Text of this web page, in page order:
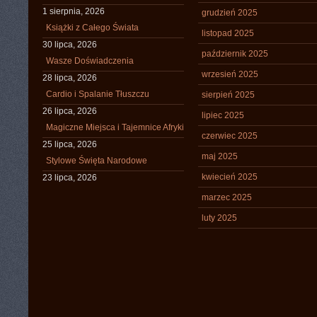
1 sierpnia, 2026
Książki z Całego Świata
30 lipca, 2026
Wasze Doświadczenia
28 lipca, 2026
Cardio i Spalanie Tłuszczu
26 lipca, 2026
Magiczne Miejsca i Tajemnice Afryki
25 lipca, 2026
Stylowe Święta Narodowe
23 lipca, 2026
grudzień 2025
listopad 2025
październik 2025
wrzesień 2025
sierpień 2025
lipiec 2025
czerwiec 2025
maj 2025
kwiecień 2025
marzec 2025
luty 2025